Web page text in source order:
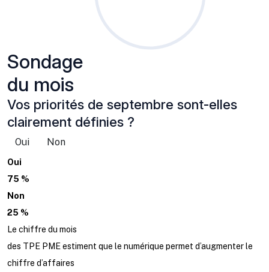
Sondage
du mois
Vos priorités de septembre sont-elles
clairement définies ?
Oui Non
Oui
75 %
Non
25 %
Le chiffre du mois
des TPE PME estiment que le numérique permet d’augmenter le
chiffre d’affaires